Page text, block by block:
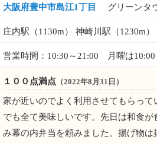
大阪府豊中市島江1丁目 グリーンタ
庄内駅（1130m） 神崎川駅（1230m）
営業時間：10:30～21:00 月曜は10:00
１００点満点 （2022年8月31日）
家が近いのでよく利用させてもらっ
でも全て美味しいです。先日は和食
み幕の内弁当を頼みました。揚げ物